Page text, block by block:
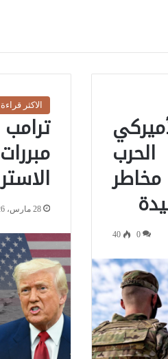
0
40
الاكثر قراءة
28 مارس، 2026